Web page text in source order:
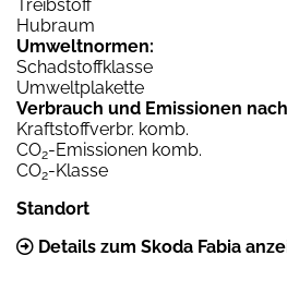
Treibstoff
Hubraum
Umweltnormen:
Schadstoffklasse
Umweltplakette
Verbrauch und Emissionen nach
Kraftstoffverbr. komb.
CO2-Emissionen komb.
CO2-Klasse
Standort
Details zum Skoda Fabia